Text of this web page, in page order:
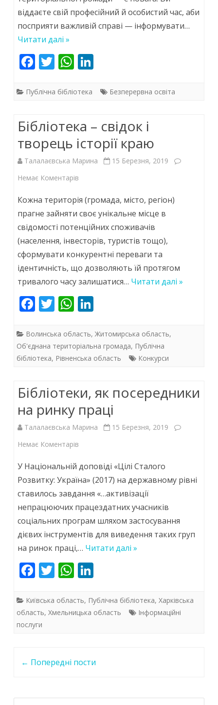
віддаєте свій професійний й особистий час, аби
посприяти важливій справі — інформувати…
Читати далі »
F
e
o
o
k
T
itt
W
at
A
p
p
k
dI
n
Публічна бібліотека Безперервна освіта
Бібліотека – свідок і
творець історії краю
Талалаєвська Марина
15 Березня, 2019
Немає Коментарів
–
свідок
і
історії
краю
Кожна територія (громада, місто, регіон)
прагне зайняти своє унікальне місце в
свідомості потенційних споживачів
(населення, інвесторів, туристів тощо),
сформувати конкурентні переваги та
ідентичність, що дозволяють їй протягом
тривалого часу залишатися… Читати далі »
F
e
b
o
o
k
T
itt
er
W
at
s
A
p
k
e
dI
Волинська область, Житомирська область,
Об'єднана територіальна громада, Публічна
бібліотека, Рівненська область Конкурси
Бібліотеки, як посередники
на ринку праці
Талалаєвська Марина
15 Березня, 2019
Немає Коментарів
як
посередники
на
праці
У Національній доповіді «Цілі Сталого
Розвитку: Україна» (2017) на державному рівні
ставилось завдання «…активізації
непрацюючих працездатних учасників
соціальних програм шляхом застосування
дієвих інструментів для виведення таких груп
на ринок праці,… Читати далі »
F
e
b
o
k
T
itt
er
W
at
s
p
k
e
Київська область, Публічна бібліотека, Харківська
область, Хмельницька область
Інформаційні
послуги
navigation
← Попередні пости